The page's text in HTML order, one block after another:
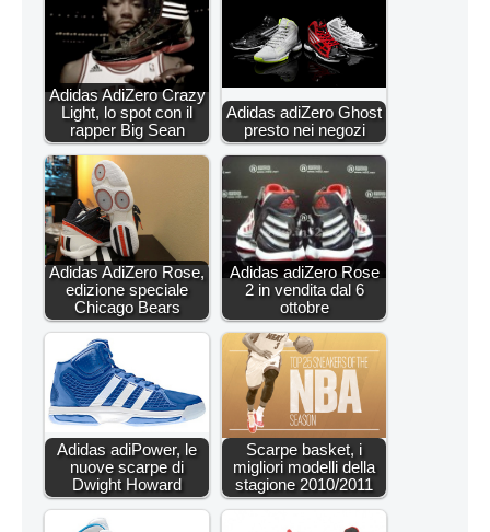
Adidas AdiZero Crazy
Light, lo spot con il
rapper Big Sean
Adidas adiZero Ghost
presto nei negozi
Adidas AdiZero Rose,
edizione speciale
Chicago Bears
Adidas adiZero Rose
2 in vendita dal 6
ottobre
Adidas adiPower, le
nuove scarpe di
Dwight Howard
Scarpe basket, i
migliori modelli della
stagione 2010/2011